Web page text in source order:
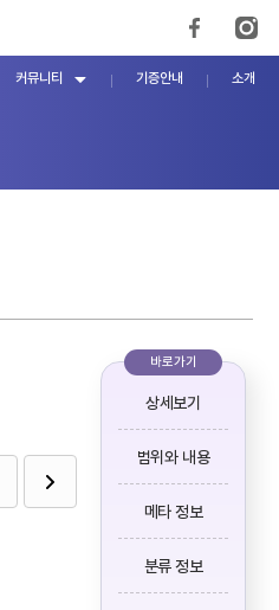
커뮤니티 기증안내 소개
바로가기
상세보기
범위와 내용
메타 정보
분류 정보